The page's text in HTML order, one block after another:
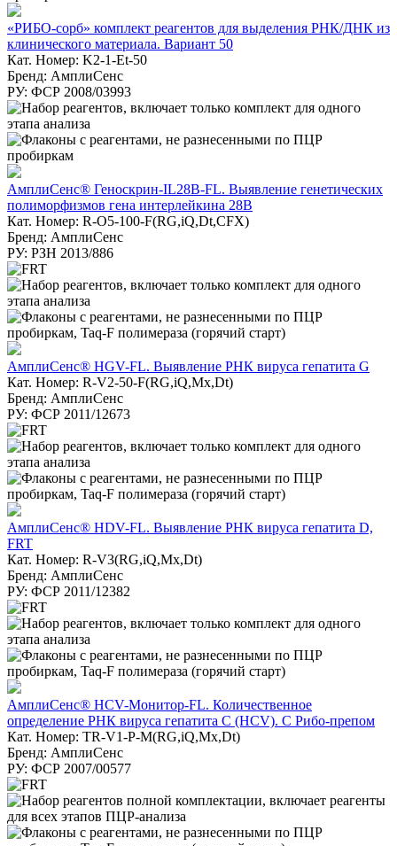
«РИБО-сорб» комплект реагентов для выделения РНК/ДНК из
клинического материала. Вариант 50
Кат. Номер: K2-1-Et-50
Бренд: АмплиСенс
РУ: ФСР 2008/03993
АмплиСенс® Геноскрин-IL28B-FL. Выявление генетических
полиморфизмов гена интерлейкина 28В
Кат. Номер: R-О5-100-F(RG,iQ,Dt,CFX)
Бренд: АмплиСенс
РУ: РЗН 2013/886
АмплиСенс® HGV-FL. Выявление РНК вируса гепатита G
Кат. Номер: R-V2-50-F(RG,iQ,Mx,Dt)
Бренд: АмплиСенс
РУ: ФСР 2011/12673
АмплиСенс® HDV-FL. Выявление РНК вируса гепатита D,
FRT
Кат. Номер: R-V3(RG,iQ,Mx,Dt)
Бренд: АмплиСенс
РУ: ФСР 2011/12382
АмплиСенс® HCV-Монитор-FL. Количественное
определение РНК вируса гепатита C (HCV). С Рибо-препом
Кат. Номер: TR-V1-Р-M(RG,iQ,Мх,Dt)
Бренд: АмплиСенс
РУ: ФСР 2007/00577